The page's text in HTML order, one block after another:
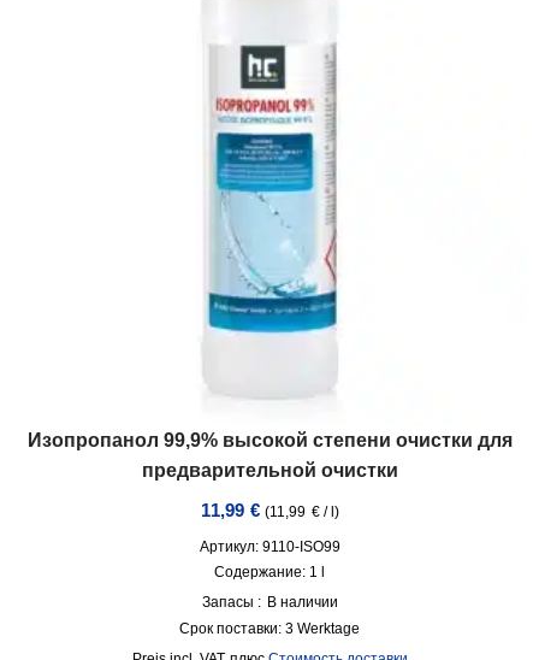
Изопропанол 99,9% высокой степени очистки для
предварительной очистки
11,99 € (11,99 €/ )
Артикул: 9110-ISO99
Содержание: 1 l
Запасы : В наличии
Срок поставки: 3 Werktage